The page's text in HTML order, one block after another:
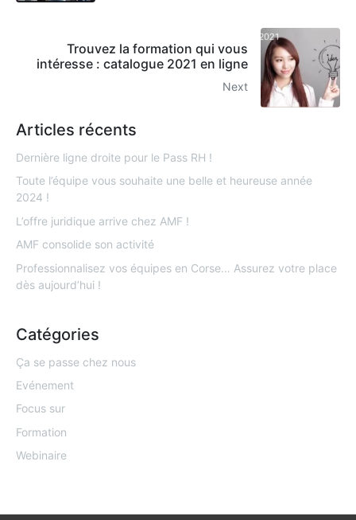
Trouvez la formation qui vous
intéresse : catalogue 2021 en ligne
Next
Articles récents
Dernière ligne droite pour le Pass RH !
Toute l’équipe vous souhaite une belle et heureuse année
2024 !
L’offre juridique arrive chez AMF !
AMF consolide son activité
Professionnalisez vos équipes en Corse… Assurez votre place
dès aujourd’hui !
Catégories
Ça se passe chez nous
Evénement
Focus sur
Formation
Webinaire